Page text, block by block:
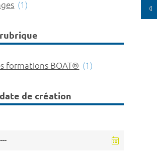
(1)
formations BOAT® (1)
de création